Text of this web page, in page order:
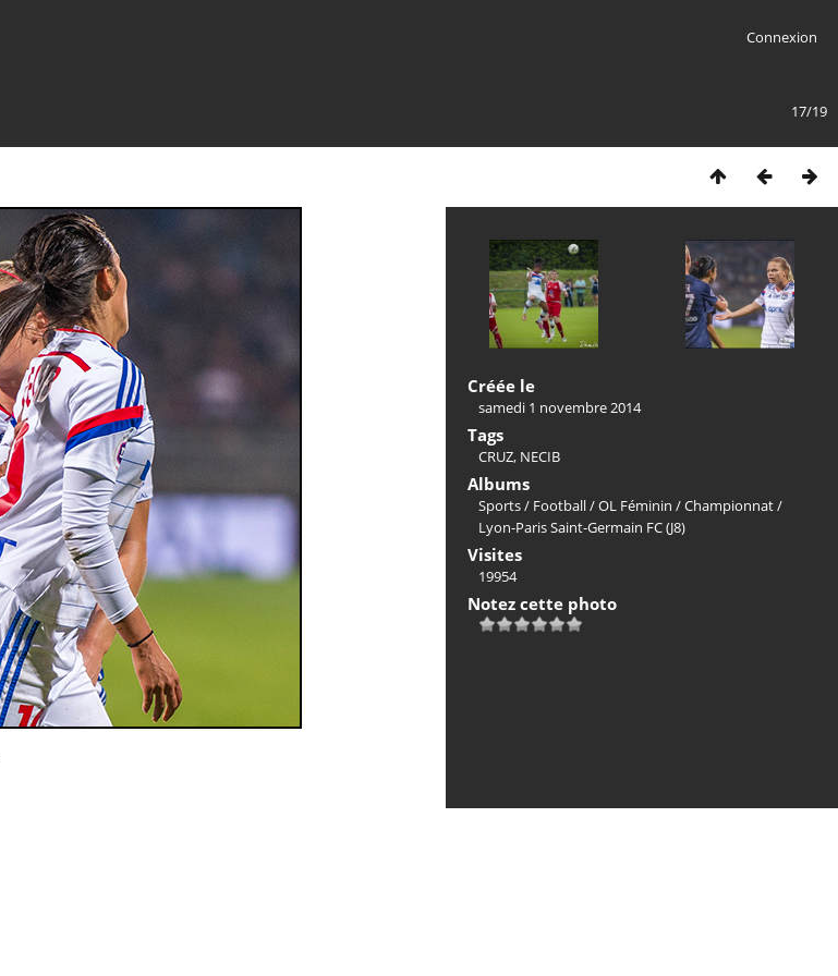
Connexion
17/19
Créée le
samedi 1 novembre 2014
Tags
CRUZ, NECIB
Albums
Sports/ Football/OL Féminin /Championnat/
Lyon-Paris Saint-Germain FC (J8)
Visites
19954
Notez cette photo